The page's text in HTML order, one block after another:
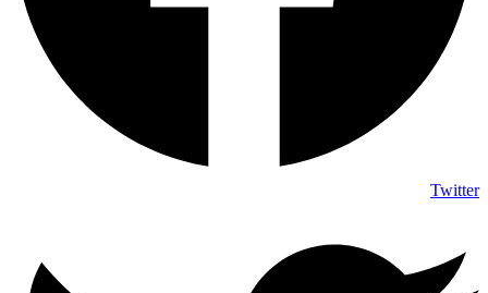
Twitter